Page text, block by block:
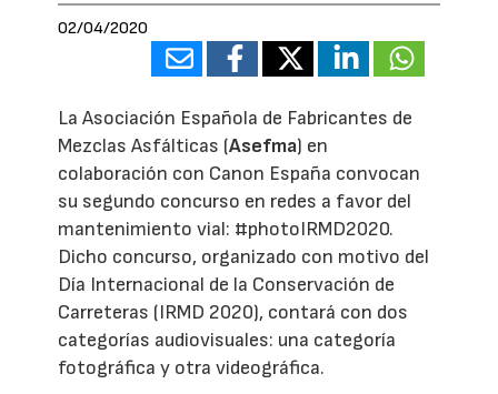
02/04/2020
La Asociación Española de Fabricantes de
Mezclas Asfálticas (Asefma) en
colaboración con Canon España convocan
su segundo concurso en redes a favor del
mantenimiento vial: #photoIRMD2020.
Dicho concurso, organizado con motivo del
Día Internacional de la Conservación de
Carreteras (IRMD 2020), contará con dos
categorías audiovisuales: una categoría
fotográfica y otra videográfica.